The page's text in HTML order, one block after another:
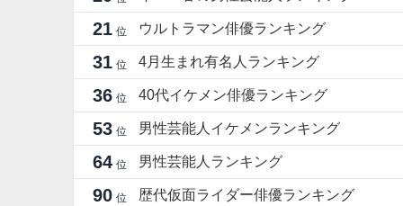
21 位 ウルトラマン俳優ランキング
31 位 4月生まれ有名人ランキング
36 位 40代イケメン俳優ランキング
53 位 男性芸能人イケメンランキング
64 位 男性芸能人ランキング
90 位 歴代仮面ライダー俳優ランキング